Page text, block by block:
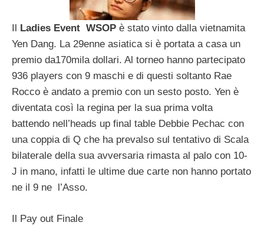
Il Ladies Event WSOP è stato vinto dalla vietnamita
Yen Dang. La 29enne asiatica si è portata a casa un
premio da170mila dollari. Al torneo hanno partecipato
936 players con 9 maschi e di questi soltanto Rae
Rocco è andato a premio con un sesto posto. Yen è
diventata così la regina per la sua prima volta
battendo nell’heads up final table Debbie Pechac con
una coppia di Q che ha prevalso sul tentativo di Scala
bilaterale della sua avversaria rimasta al palo con 10-
J in mano, infatti le ultime due carte non hanno portato
ne il 9 ne l’Asso.
Il Pay out Finale